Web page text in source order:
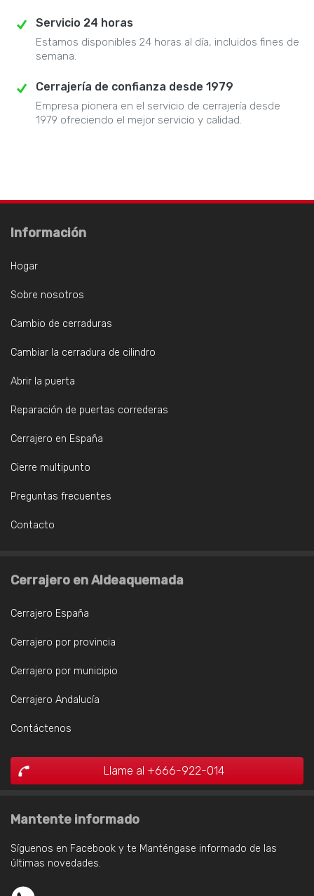
Servicio 24 horas
Estamos disponibles 24 horas al día, incluidos fines de
semana.
Cerrajería de confianza desde 1979
Empresa pionera en el servicio de cerrajería desde
1979 ofreciendo el mejor servicio y calidad.
Información
Hogar
Sobre nosotros
Cambio de cerraduras
Cambiar la cerradura de cilindro
Abrir la puerta
Reparación de puertas correderas
Cerrajero en España
Cierre multipunto
Preguntas frecuentes
Contacto
Cerrajero en Aldeaquemada
Cerrajero España
Cerrajero por provincia
Cerrajero por municipio
Cerrajero Andalucía
Contáctenos
Llame al +666-922-014
Mantente informado
Síguenos en Facebook y te Manténgase informado de las
últimas novedades.